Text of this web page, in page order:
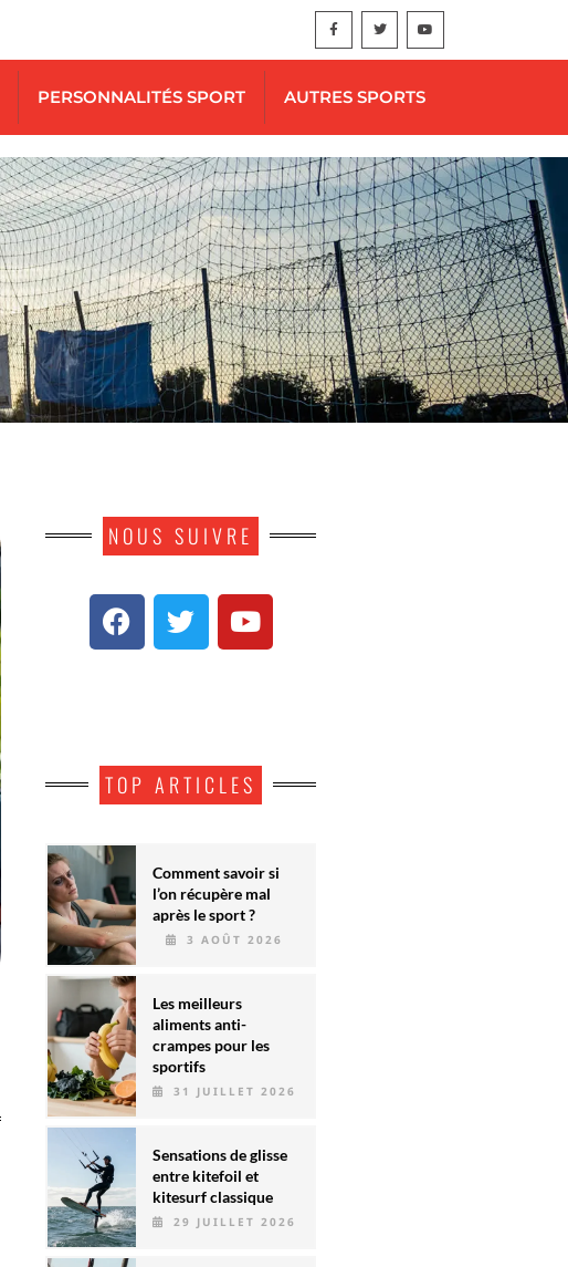
PERSONNALITÉS SPORT AUTRES SPORTS
NOUS SUIVRE
TOP ARTICLES
Comment savoir si
l’on récupère mal
après le sport ?
3 AOÛT 2026
Les meilleurs
aliments anti-
crampes pour les
sportifs
31 JUILLET 2026
Sensations de glisse
entre kitefoil et
kitesurf classique
29 JUILLET 2026